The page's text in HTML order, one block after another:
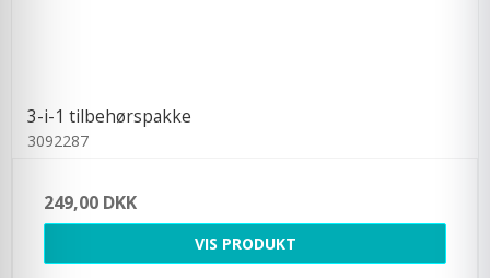
3-i-1 tilbehørspakke
3092287
249,00 DKK
VIS PRODUKT